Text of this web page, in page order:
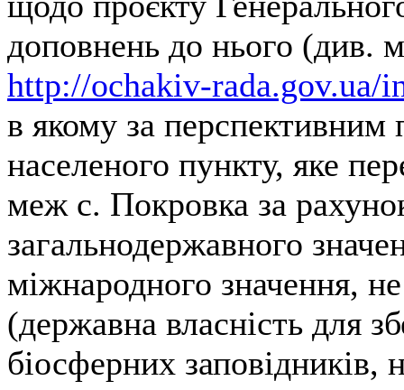
доповнень до нього (див.
http://ochakiv-rada.gov.ua/
в якому за перспективним
населеного пункту, яке
меж с. Покровка за
загальнодержавного
міжнародного значення,
(державна власність для
біосферних заповідників,